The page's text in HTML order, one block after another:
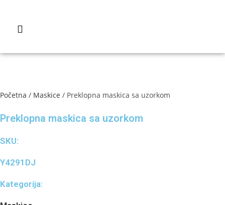
Početna / Maskice / Preklopna maskica sa uzorkom
Preklopna maskica sa uzorkom
SKU:
Y4291DJ
Kategorija: